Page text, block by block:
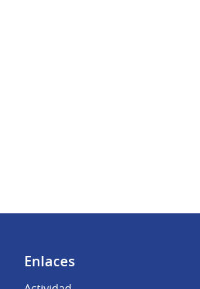
Enlaces